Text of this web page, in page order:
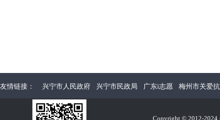
友情链接： 兴宁市人民政府 兴宁市民政局 广东i志愿 梅州市关爱
Copyright © 2012-